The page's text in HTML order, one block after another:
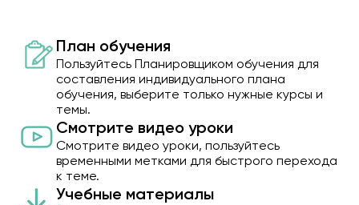
План обучения
Пользуйтесь Планировщиком обучения для
составления индивидуального плана
обучения, выберите только нужные курсы и
темы.
Смотрите видео уроки
Смотрите видео уроки, пользуйтесь
временными метками для быстрого перехода
к теме.
Учебные материалы